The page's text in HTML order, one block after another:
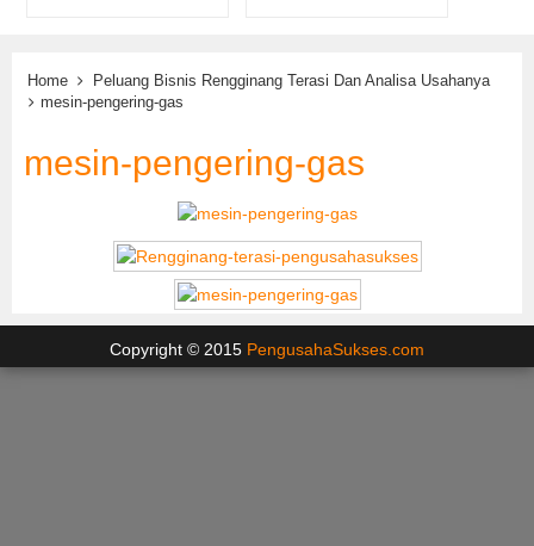
Home
Peluang Bisnis Rengginang Terasi Dan Analisa Usahanya
mesin-pengering-gas
mesin-pengering-gas
Copyright © 2015 PengusahaSukses.com